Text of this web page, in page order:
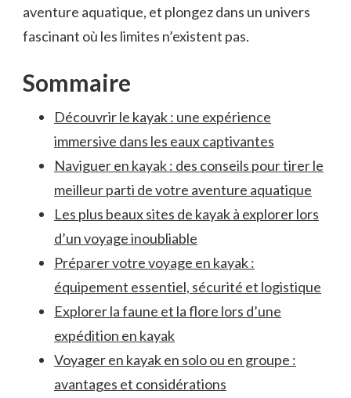
aventure aquatique, et plongez dans un univers
fascinant où les limites n’existent pas.
Sommaire
Découvrir le kayak : une expérience
immersive dans les eaux captivantes
Naviguer en kayak⁣ : des conseils pour tirer le
meilleur parti de⁢ votre aventure aquatique
Les ​plus beaux sites de kayak à explorer lors
d’un voyage⁤ inoubliable
Préparer votre ⁢voyage en kayak :
équipement essentiel, sécurité et logistique
Explorer ‍la faune ‍et la flore lors d’une
expédition en kayak
Voyager en kayak en ​solo ou en groupe :
avantages et considérations